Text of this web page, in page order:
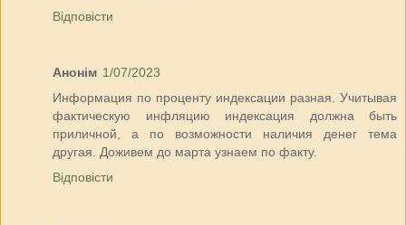
Відповісти
Анонім 1/07/2023
Информация по проценту индексации разная. Учитывая
фактическую инфляцию индексация должна быть
приличной, а по возможности наличия денег тема
другая. Доживем до марта узнаем по факту.
Відповісти